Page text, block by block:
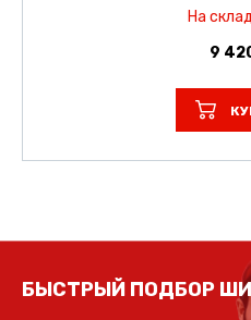
На
9
БЫСТРЫЙ ПОДБОР